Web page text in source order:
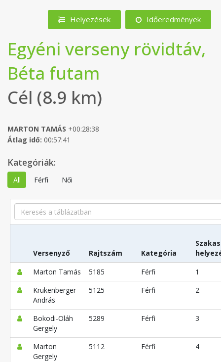
Helyezések Időeredmények
Egyéni verseny rövidtáv,
Béta futam
Cél (8.9 km)
MARTON TAMÁS +00:28:38
Átlag idő: 00:57:41
Kategóriák:
All Férfi Női
Search
Versenyző Rajtszám Kategória
Marton Tamás
5185 Férfi
1
Krukenberger
András
5125 Férfi 2
Bokodi-Oláh
Gergely
5289 Férfi 3
Marton
Gergely
5112 Férfi 4